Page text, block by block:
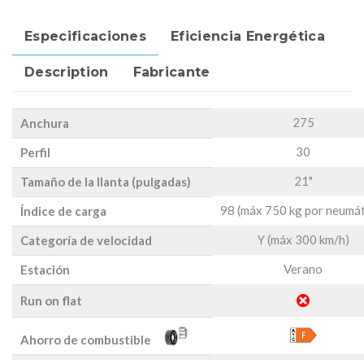
Especificaciones Eficiencia Energética
Description Fabricante
Anchura 275
Perfil 30
Tamaño de la llanta (pulgadas) 21"
Índice de carga 98 (máx 750 kg por
Categoría de velocidad Y (máx 300 km/h)
Estación Verano
Run on flat
Ahorro de combustible